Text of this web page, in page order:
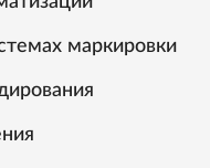
маркировки